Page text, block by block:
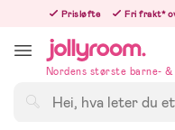
innehållet
Prisløfte Fri frakt*
Nordens største barne-